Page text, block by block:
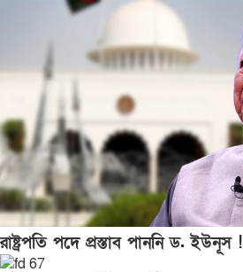
রাষ্ট্রপতি পদে প্রস্তাব পাননি ড. ইউনূস !